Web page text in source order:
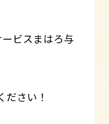
ビスまはろ与
ださい！